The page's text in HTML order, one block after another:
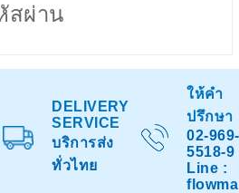
สผ่าน
DELIVERY
SERVICE
บริการส่ง
ทั่วไทย
ให้คำ
ปรึกษา
02-969-
5518-9
Line :